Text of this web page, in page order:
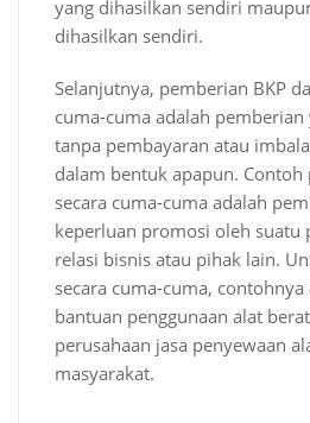
yang dihasilkan sendiri
dihasilkan sendiri.
Selanjutnya, pemberian BKP
cuma-cuma adalah
tanpa pembayaran atau
dalam bentuk apapun. Contoh
secara cuma-cuma adalah
keperluan promosi oleh suatu
relasi bisnis atau pihak lain.
secara cuma-cuma,
bantuan penggunaan alat
perusahaan jasa penyewaan
masyarakat.